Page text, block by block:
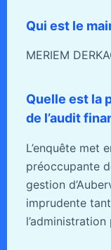
Qui est le
MERIEM
Quelle est la
de l’audit
L’enquête met
préoccupante
gestion
imprudente
l’administration